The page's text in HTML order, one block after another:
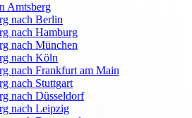
Amtsberg
nach Berlin
nach Hamburg
nach München
nach Köln
nach Frankfurt am Main
nach Stuttgart
nach Düsseldorf
nach Leipzig